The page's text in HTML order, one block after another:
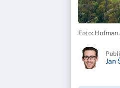
Foto:
Jan